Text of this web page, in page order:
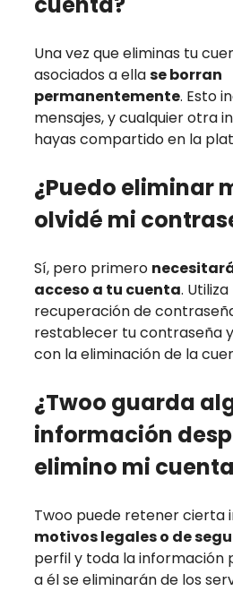
Una vez que eliminas tu
asociados a ellase borran
permanentemente. Esto
mensajes, y cualquier otra
hayas compartido en la
¿Puedo eliminar
olvidé mi
Sí, pero primero
acceso a tu cuenta.
recuperación de
restablecer tu contraseña
con la eliminación de la
¿Twoo guarda
información
elimino mi
Twoo puede retener cierta
motivos legales o de
perfil y toda la información
a él se eliminarán de los